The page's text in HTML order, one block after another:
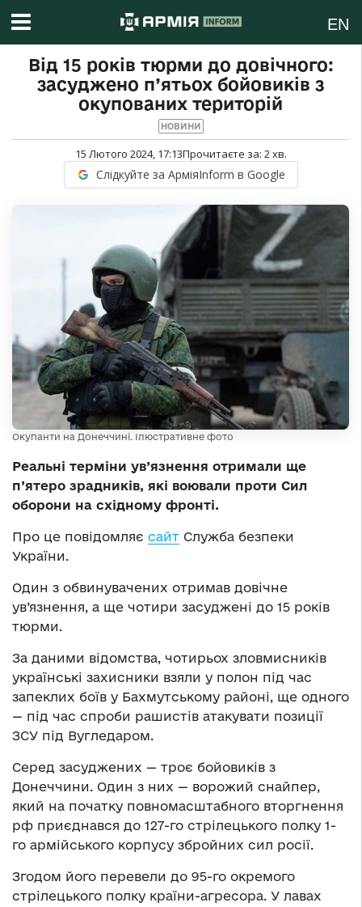
EN
Від 15 років тюрми до довічного:
засуджено п’ятьох бойовиків з
окупованих територій
НОВИНИ
15 Лютого 2024, 17:13Прочитаєте за: 2хв.
Слідкуйте за АрміяInform в Google
Окупанти на Донеччині. Ілюстративне фото
Реальні терміни ув’язнення отримали ще
п’ятеро зрадників, які воювали проти Сил
оборони на східному фронті.
Про це повідомляє сайт Служба безпеки
України.
Один з обвинувачених отримав довічне
ув’язнення, а ще чотири засуджені до 15 років
тюрми.
За даними відомства, чотирьох зловмисників
українські захисники взяли у полон під час
запеклих боїв у Бахмутському районі, ще одного
— під час спроби рашистів атакувати позиції
ЗСУ під Вугледаром.
Серед засуджених — троє бойовиків з
Донеччини. Один з них — ворожий снайпер,
який на початку повномасштабного вторгнення
рф приєднався до 127-го стрілецького полку 1-
го армійського корпусу збройних сил росії.
Згодом його перевели до 95-го окремого
стрілецького полку країни-агресора. У лавах